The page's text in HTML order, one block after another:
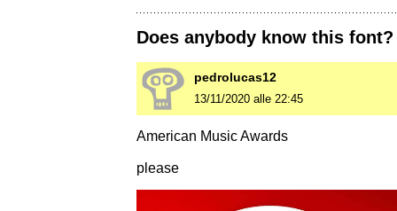
Does anybody know this font?
pedrolucas12
13/11/2020 alle 22:45
American Music Awards
please